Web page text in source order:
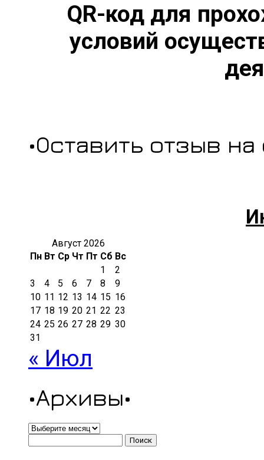
QR-код для
условий
•Оставить отзыв на
Август 2026
Пн Вт Ср Чт Пт Сб Вс
1
2
3
4 5 6 7 8
9
10 11 12 13 14 15 16
17 18 19 20 21 22 23
24 25 26 27 28 29 30
31
« Июл
•Архивы•
•Архивы•